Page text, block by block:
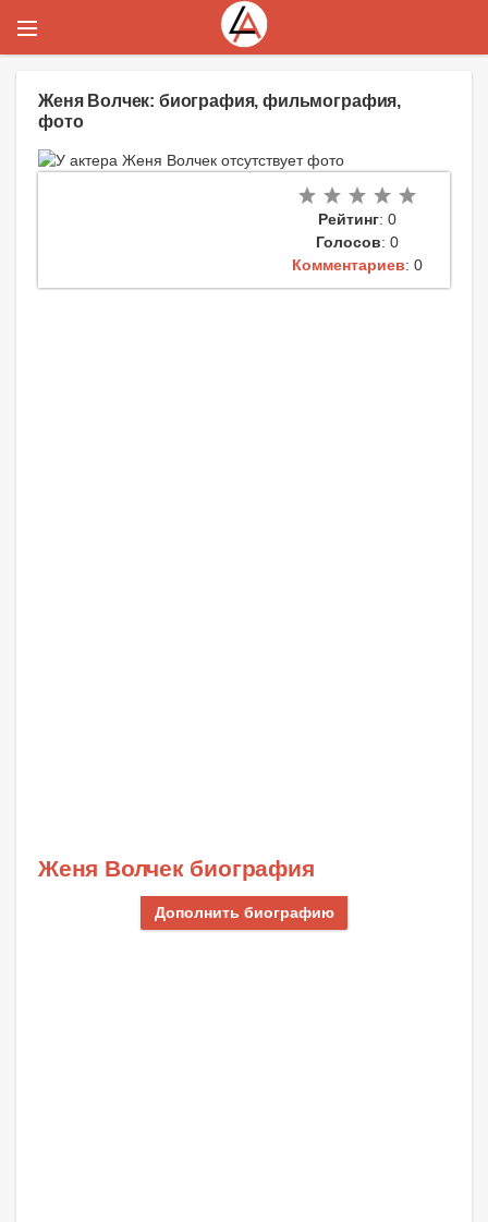
Женя Волчек: биография, фильмография,
фото
Рейтинг: 0
Голосов: 0
Комментариев: 0
Женя Волчек биография
Дополнить биографию